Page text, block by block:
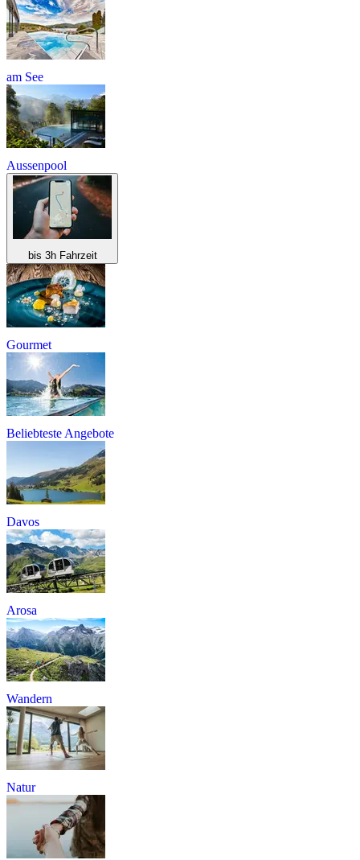
am See
Aussenpool
bis 3h Fahrzeit
Gourmet
Beliebteste Angebote
Davos
Arosa
Wandern
Natur